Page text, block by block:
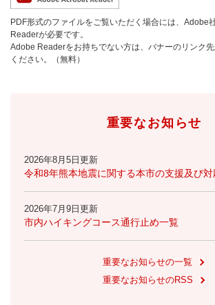
PDF形式のファイルをご覧いただく場合には、Adobe
Readerが必要です。
Adobe Readerをお持ちでない方は、バナーのリンク
ください。（無料）
重要なお知らせ
2026年8月5日更新
令和8年熊本地震に関する本市の支援及び対
2026年7月9日更新
市内ハイキングコース通行止め一覧
重要なお知らせの一覧
重要なお知らせのRSS